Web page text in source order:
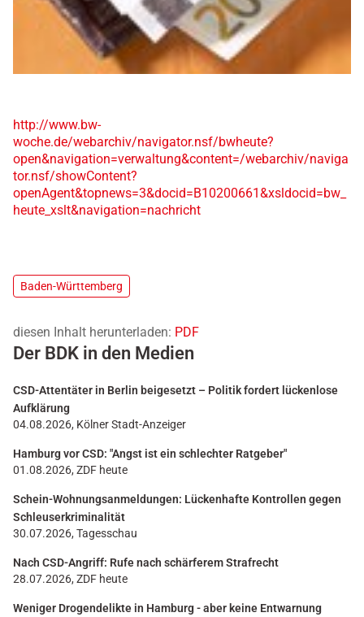
http://www.bw-
woche.de/webarchiv/navigator.nsf/bwheute?
open&navigation=verwaltung&content=/webarchiv/naviga
tor.nsf/showContent?
openAgent&topnews=3&docid=B10200661&xsldocid=bw_
heute_xslt&navigation=nachricht
Baden-Württemberg
diesen Inhalt herunterladen: PDF
Der BDK in den Medien
CSD-Attentäter in Berlin beigesetzt – Politik fordert lückenlose
Aufklärung
04.08.2026, Kölner Stadt-Anzeiger
Hamburg vor CSD: "Angst ist ein schlechter Ratgeber"
01.08.2026, ZDF heute
Schein-Wohnungsanmeldungen: Lückenhafte Kontrollen gegen
Schleuserkriminalität
30.07.2026, Tagesschau
Nach CSD-Angriff: Rufe nach schärferem Strafrecht
28.07.2026, ZDF heute
Weniger Drogendelikte in Hamburg - aber keine Entwarnung